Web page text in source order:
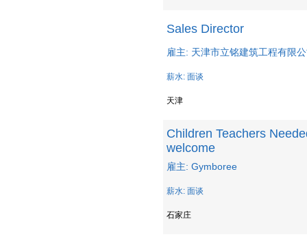
Sales Director
雇主: 天津市立铭建筑工程有限
薪水: 面谈
天津
Children Teachers
welcome
雇主: Gymboree
薪水: 面谈
石家庄